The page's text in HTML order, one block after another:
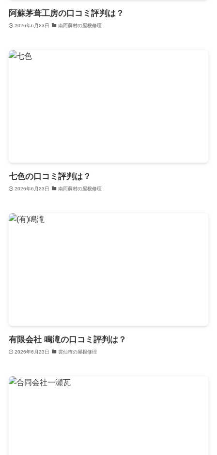
阿蘇茅葺工房の口コミ評判は？
2026年6月23日 南阿蘇村の屋根修理
七色の口コミ評判は？
2026年6月23日 南阿蘇村の屋根修理
有限会社 鳴滝の口コミ評判は？
2026年6月23日 雲仙市の屋根修理